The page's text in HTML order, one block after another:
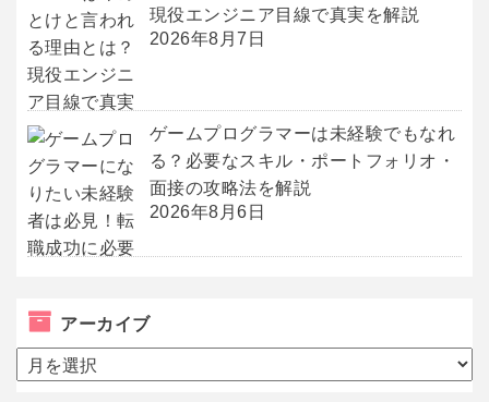
現役エンジニア目線で真実を解説
2026年8月7日
ゲームプログラマーは未経験でもなれ
る？必要なスキル・ポートフォリオ・
面接の攻略法を解説
2026年8月6日
アーカイブ
ア
ー